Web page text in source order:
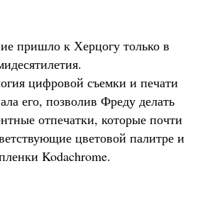
пришло к Херцогу только в
цифровой съемки и печати
его, позволив Фреду делать
отпечатки, которые почти
цветовой палитре и
Kodachrome.